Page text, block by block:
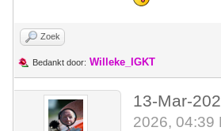
Zoek
Bedankt door: Willeke_IGKT
13-Mar-
2026, 04:39